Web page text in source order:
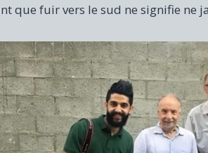
que fuir vers le sud ne signifie ne